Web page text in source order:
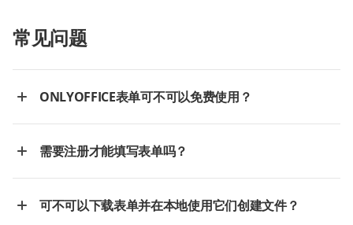
常见问题
ONLYOFFICE表单可不可以免费使用？
需要注册才能填写表单吗？
可不可以下载表单并在本地使用它们创建文件？